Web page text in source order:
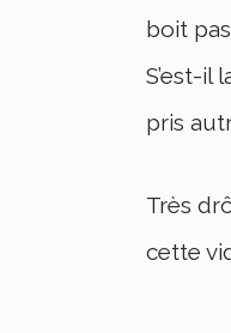
boit
S’est-il
pris
Très
cette